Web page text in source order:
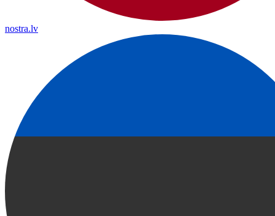
nostra.lv